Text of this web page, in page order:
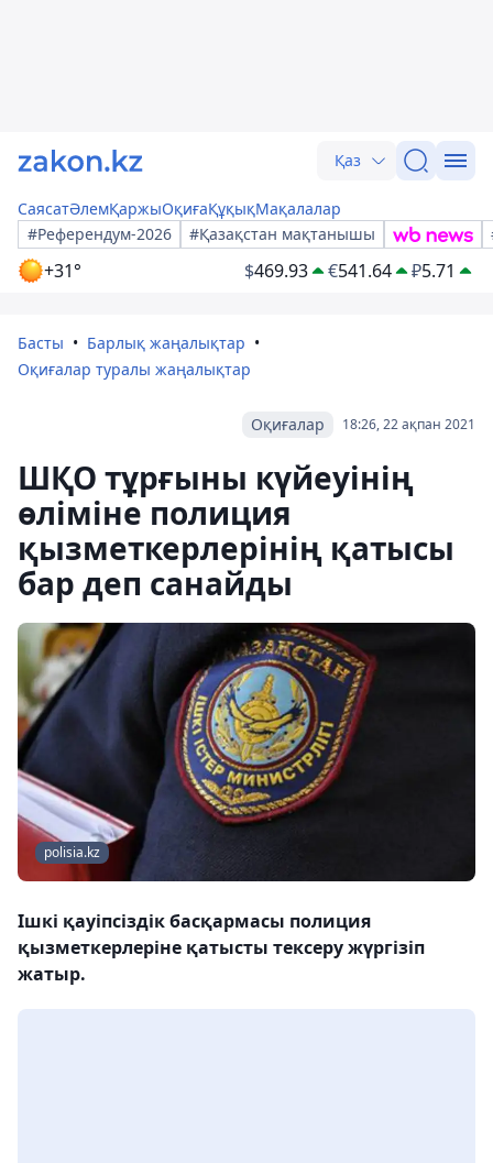
Қаз
СаясатӘлемҚаржыОқиғаҚұқықМақалалар
#Референдум-2026
#Қазақстан мақтанышы
+31° $469.93 €541.64 ₽5.71
Басты
Барлық жаңалықтар
Оқиғалар туралы жаңалықтар
18:26, 22 ақпан 2021
Оқиғалар
ШҚО тұрғыны күйеуінің
өліміне полиция
қызметкерлерінің қатысы
бар деп санайды
polisia.kz
Ішкі қауіпсіздік басқармасы полиция
қызметкерлеріне қатысты тексеру жүргізіп
жатыр.